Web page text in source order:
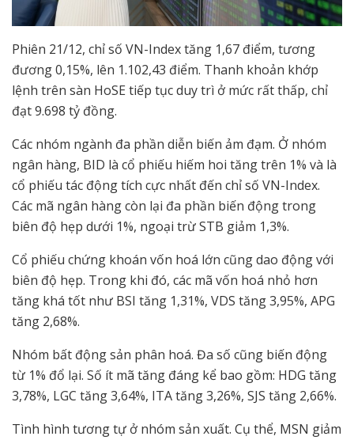
Phiên 21/12, chỉ số VN-Index tăng 1,67 điểm, tương
đương 0,15%, lên 1.102,43 điểm. Thanh khoản khớp
lệnh trên sàn HoSE tiếp tục duy trì ở mức rất thấp, chỉ
đạt 9.698 tỷ đồng.
Các nhóm ngành đa phần diễn biến ảm đạm. Ở nhóm
ngân hàng, BID là cổ phiếu hiếm hoi tăng trên 1% và là
cổ phiếu tác động tích cực nhất đến chỉ số VN-Index.
Các mã ngân hàng còn lại đa phần biến động trong
biên độ hẹp dưới 1%, ngoại trừ STB giảm 1,3%.
Cổ phiếu chứng khoán vốn hoá lớn cũng dao động với
biên độ hẹp. Trong khi đó, các mã vốn hoá nhỏ hơn
tăng khá tốt như BSI tăng 1,31%, VDS tăng 3,95%, APG
tăng 2,68%.
Nhóm bất động sản phân hoá. Đa số cũng biến động
từ 1% đổ lại. Số ít mã tăng đáng kể bao gồm: HDG tăng
3,78%, LGC tăng 3,64%, ITA tăng 3,26%, SJS tăng 2,66%.
Tình hình tương tự ở nhóm sản xuất. Cụ thể, MSN giảm